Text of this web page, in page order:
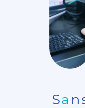
Sa